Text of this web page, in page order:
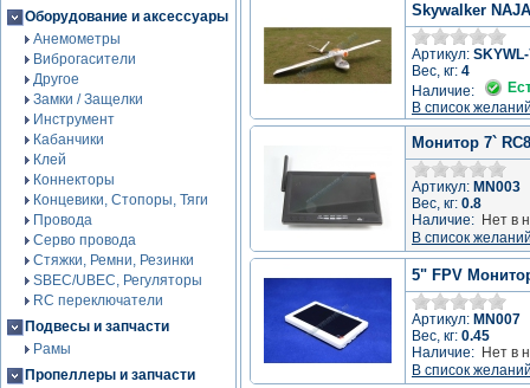
Оборудование и аксессуары
Анемометры
Виброгасители
Другое
Замки / Защелки
Инструмент
Кабанчики
Клей
Коннекторы
Концевики, Стопоры, Тяги
Провода
Серво провода
Стяжки, Ремни, Резинки
SBEC/UBEC, Регуляторы
RC переключатели
Подвесы и запчасти
Рамы
Пропеллеры и запчасти
Skywalker NAJA
Артикул:
Вес, кг: 4
Наличие:
В список
Монитор 7`
Артикул: MN003
Вес, кг: 0.8
Наличие: Нет в
В список
5" FPV
Артикул: MN007
Вес, кг: 0.45
Наличие: Нет в
В список